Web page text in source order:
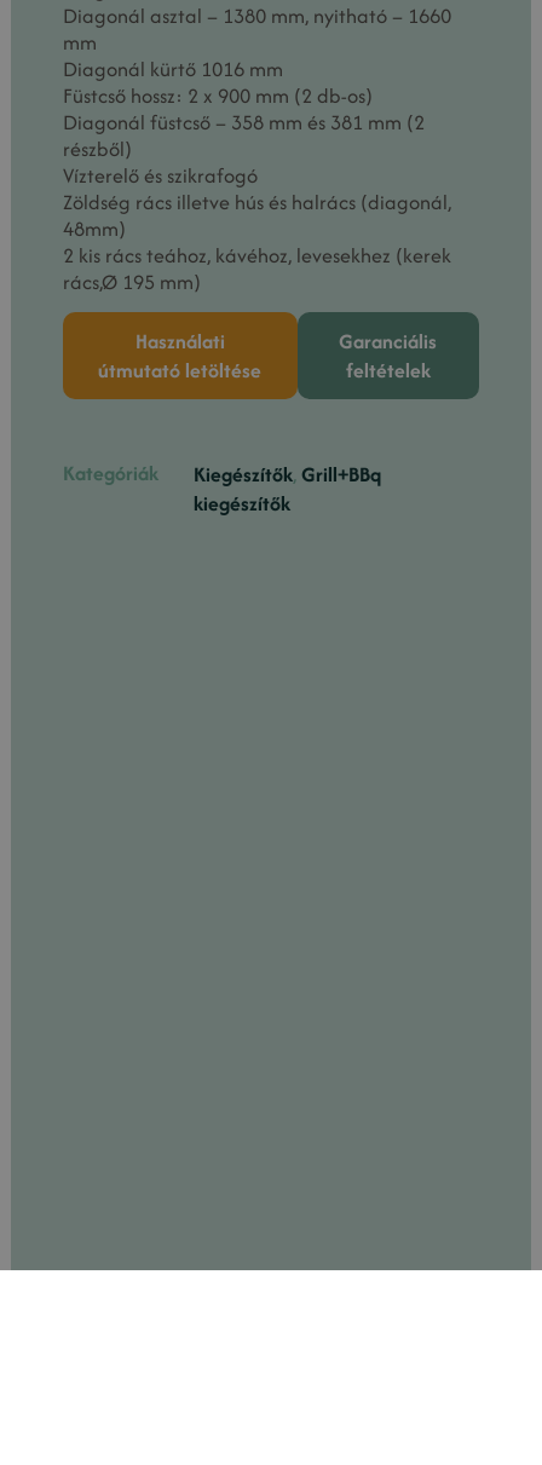
Diagonál asztal – 1380 mm, nyitható – 1660
mm
Diagonál kürtő 1016 mm
Füstcső hossz: 2 x 900 mm (2 db-os)
Diagonál füstcső – 358 mm és 381 mm (2
részből)
Vízterelő és szikrafogó
Zöldség rács illetve hús és halrács (diagonál,
48mm)
2 kis rács teához, kávéhoz, levesekhez (kerek
rács,Ø 195 mm)
Használati
útmutató letöltése
Garanciális
feltételek
Kategóriák Kiegészítők,Grill+BBq
kiegészítők